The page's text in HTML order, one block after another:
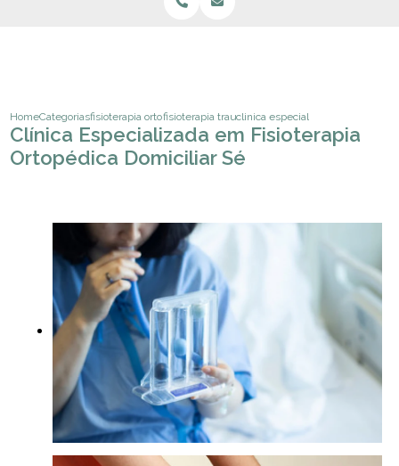
HomeCategoriasfisioterapia ortopedicafisioterapia traumato ortopedica
clinica especializada em
Clínica Especializada em Fisioterapia
Ortopédica Domiciliar Sé